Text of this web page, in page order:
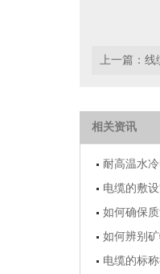
上一篇： 线
相关资讯
耐高温水
电缆的敷
如何确保
如何辨别
电缆的标